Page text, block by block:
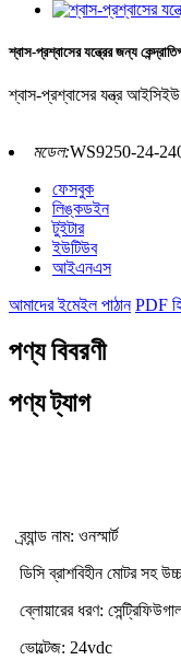
শ্বাস-প্রশ্বাসের যন্ত্রের জন্য
শ্বাস-প্রশ্বাসের যন্ত্র
মডেল:WS9250-24-
ফেসবুক
লিঙ্কডইন
টুইটার
ইউটিউব
আইএনএস
আমাদের ইমেইল পাঠান PDF
পণ্য বিবরণী
পণ্য ট্যাগ
ব্র্যান্ড নাম: ওনস্মার্ট
ডিসি ব্রাশবিহীন মোটর সহ
ব্লোয়ারের ধরণ:
ভোল্টেজ: 24vdc